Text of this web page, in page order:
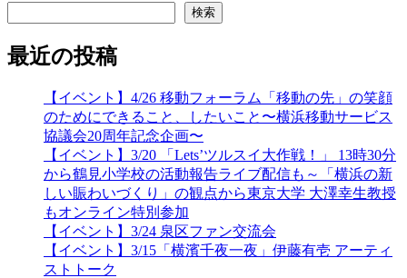
検索
最近の投稿
【イベント】4/26 移動フォーラム「移動の先」の笑顔
のためにできること、したいこと〜横浜移動サービス
協議会20周年記念企画〜
【イベント】3/20 「Lets’ツルスイ大作戦！」 13時30分
から鶴見小学校の活動報告ライブ配信も～「横浜の新
しい賑わいづくり」の観点から東京大学 大澤幸生教授
もオンライン特別参加
【イベント】3/24 泉区ファン交流会
【イベント】3/15「横濱千夜一夜」伊藤有壱 アーティ
ストトーク